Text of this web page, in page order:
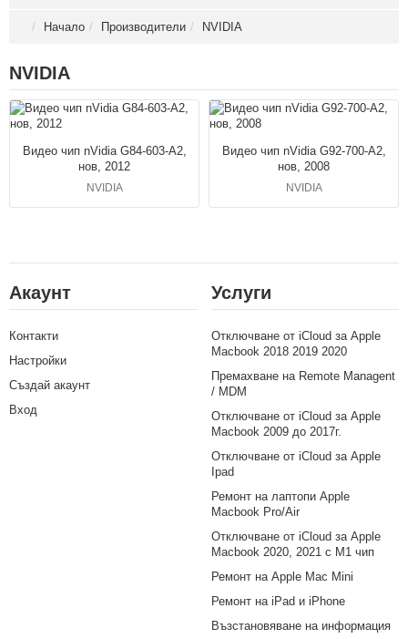
Начало Производители NVIDIA
NVIDIA
Видео чип nVidia G84-603-A2,
нов, 2012
NVIDIA
Видео чип nVidia G92-700-A2,
нов, 2008
NVIDIA
Акаунт
Контакти
Настройки
Създай акаунт
Вход
Услуги
Отключване от iCloud за Apple
Macbook 2018 2019 2020
Премахване на Remote Managent
/ MDM
Отключване от iCloud за Apple
Macbook 2009 до 2017г.
Отключване от iCloud за Apple
Ipad
Ремонт на лаптопи Apple
Macbook Pro/Air
Отключване от iCloud за Apple
Macbook 2020, 2021 с M1 чип
Ремонт на Apple Mac Mini
Ремонт на iPad и iPhone
Възстановяване на информация